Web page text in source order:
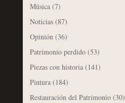
Música(7)
Noticias(87)
Opinión(36)
Patrimonio perdido(53)
Piezas con historia(141)
Pintura(184)
Restauración del Patrimonio(30)